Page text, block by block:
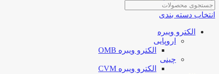
انتخاب دسته بندی
الکترو ویبره
اروپایی
الکترو ویبره OMB
چینی
الکترو ویبره CVM